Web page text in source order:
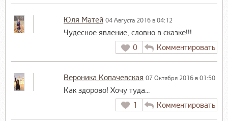
Юля Матей 04 Августа 2016 в 04:12
Чудесное явление, словно в сказке!!!
0
Комментировать
Вероника Копачевская 07 Октября 2016 в 01:50
Как здорово! Хочу туда...
1
Комментировать